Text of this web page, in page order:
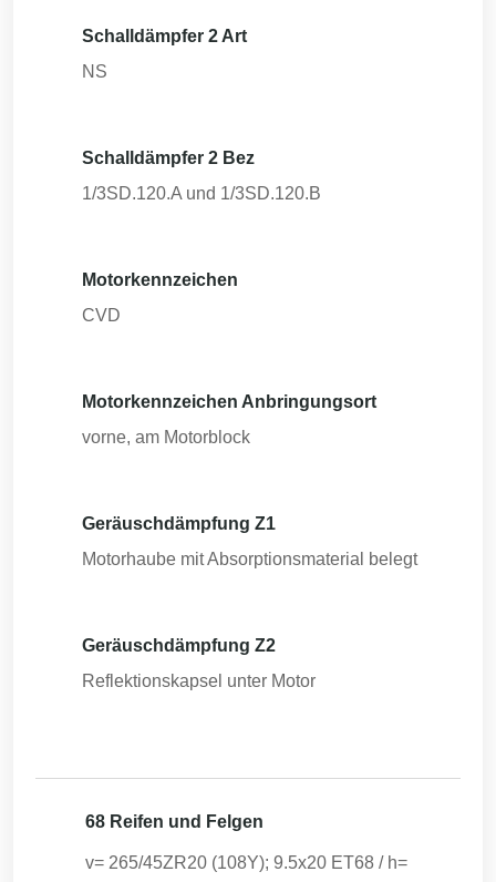
Schalldämpfer 2 Art
NS
Schalldämpfer 2 Bez
1/3SD.120.A und 1/3SD.120.B
Motorkennzeichen
CVD
Motorkennzeichen Anbringungsort
vorne, am Motorblock
Geräuschdämpfung Z1
Motorhaube mit Absorptionsmaterial belegt
Geräuschdämpfung Z2
Reflektionskapsel unter Motor
68 Reifen und Felgen
v= 265/45ZR20 (108Y); 9.5x20 ET68 / h=